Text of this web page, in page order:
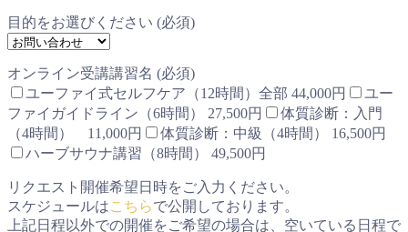
目的をお選びください (必須)
オンライン受講講習名 (必須)
ユーファイ式セルフケア（12時間）全部 44,000円
ユー
ファイガイドライン（6時間） 27,500円
体質診断：入門
（4時間） 11,000円
体質診断：中級（4時間） 16,500円
ハーブサウナ講習（8時間） 49,500円
リクエスト開催希望日時をご入力ください。
スケジュールはこちらで公開しております。
上記日程以外での開催をご希望の場合は、空いている日程で